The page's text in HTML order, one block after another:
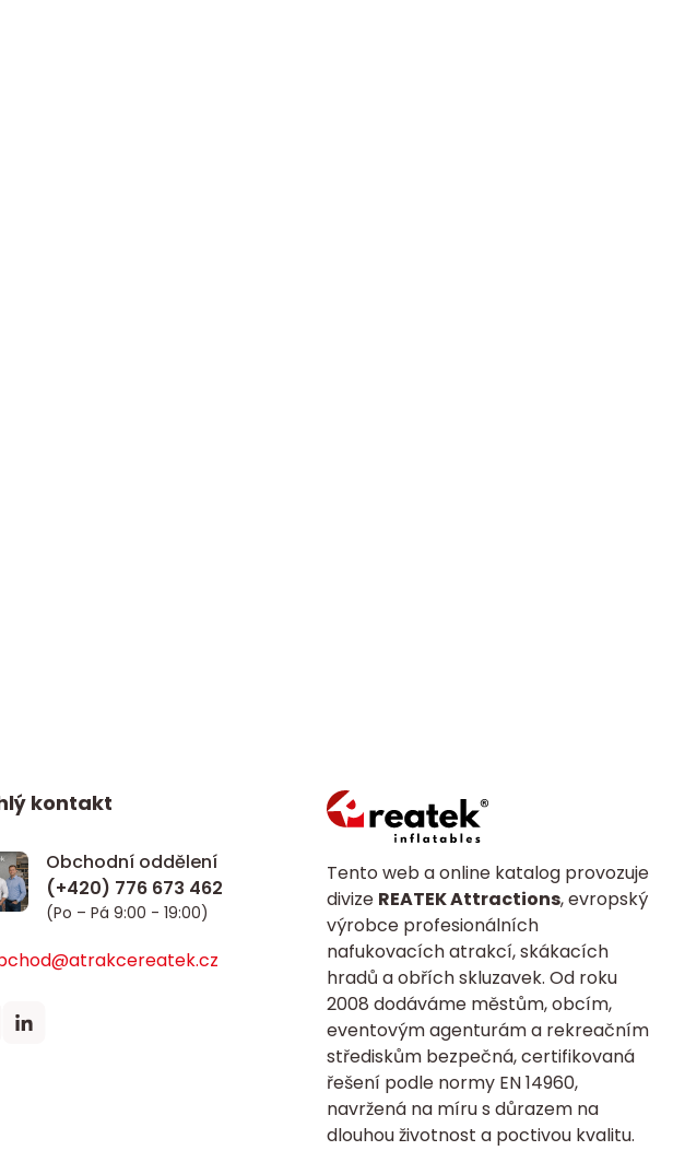
Tento web a online katalog provozuje
divize REATEK Attractions, evropský
výrobce profesionálních
nafukovacích atrakcí, skákacích
hradů a obřích skluzavek. Od roku
2008 dodáváme městům, obcím,
eventovým agenturám a rekreačním
střediskům bezpečná, certifikovaná
řešení podle normy EN 14960,
navržená na míru s důrazem na
dlouhou životnost a poctivou kvalitu.
kontakt
Obchodní oddělení
(Po – Pá 9:00 - 19:00)